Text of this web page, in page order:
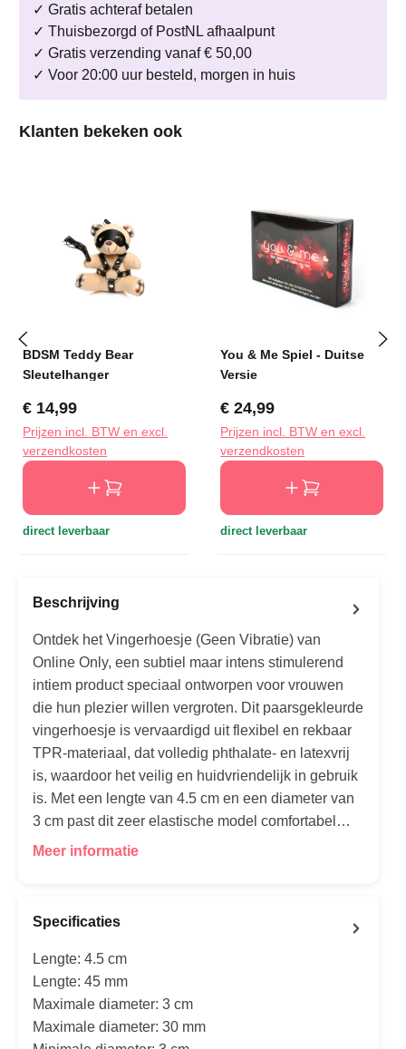
✓ Gratis achteraf betalen
✓ Thuisbezorgd of PostNL afhaalpunt
✓ Gratis verzending vanaf € 50,00
✓ Voor 20:00 uur besteld, morgen in huis
Productgalerij overslaan
Klanten bekeken ook
BDSM Teddy Bear
Sleutelhanger
Normale prijs:
€ 14,99
Prijzen incl. BTW en excl.
verzendkosten
direct leverbaar
You & Me Spiel - Duitse
Versie
Normale prijs:
€ 24,99
Prijzen incl. BTW en excl.
verzendkosten
direct leverbaar
Beschrijving
Ontdek het Vingerhoesje (Geen Vibratie) van
Online Only, een subtiel maar intens stimulerend
intiem product speciaal ontworpen voor vrouwen
die hun plezier willen vergroten. Dit paarsgekleurde
vingerhoesje is vervaardigd uit flexibel en rekbaar
TPR-materiaal, dat volledig phthalate- en latexvrij
is, waardoor het veilig en huidvriendelijk in gebruik
is. Met een lengte van 4.5 cm en een diameter van
3 cm past dit zeer elastische model comfortabel…
Meer informatie
Specificaties
Lengte: 4.5 cm
Lengte: 45 mm
Maximale diameter: 3 cm
Maximale diameter: 30 mm